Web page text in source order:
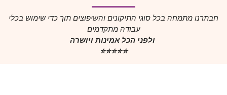
חבתרנו מתמחה בכל סוגי התיקונים והשיפוצים תוך כדי שימוש בכלי
עבודה מתקדמים
ולפני הכל אמינות ויושרה
⭐️⭐️⭐️⭐️⭐️